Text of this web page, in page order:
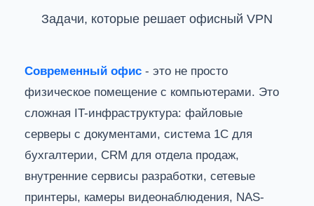
Задачи, которые решает офисный VPN
Современный офис - это не просто
физическое помещение с компьютерами. Это
сложная IT-инфраструктура: файловые
серверы с документами, система 1С для
бухгалтерии, CRM для отдела продаж,
внутренние сервисы разработки, сетевые
принтеры, камеры видеонаблюдения, NAS-